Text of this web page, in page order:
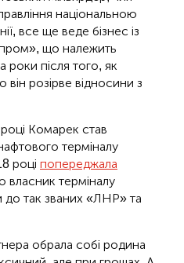
національною
все ще веде бізнес із
що належить
після того, як
розірве відносини з
Комарек став
терміналу
році попереджала
терміналу
до так званих «ЛНР» та
обрала собі родина